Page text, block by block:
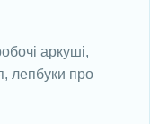
аркуші,
лепбуки про